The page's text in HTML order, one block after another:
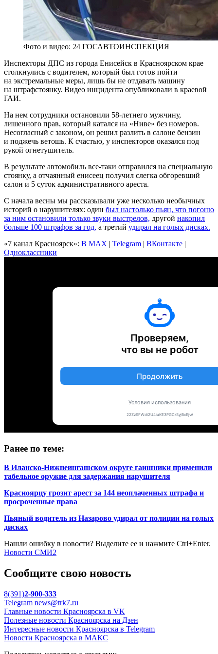
Фото и видео: 24 ГОСАВТОИНСПЕКЦИЯ
Инспекторы ДПС из города Енисейск в Красноярском крае
столкнулись с водителем, который был готов пойти
на экстремальные меры, лишь бы не отдавать машину
на штрафстоянку. Видео инцидента опубликовали в краевой
ГАИ.
На нем сотрудники остановили 58-летнего мужчину,
лишенного прав, который катался на «Ниве» без номеров.
Несогласный с законом, он решил разлить в салоне бензин
и поджечь ветошь. К счастью, у инспекторов оказался под
рукой огнетушитель.
В результате автомобиль все-таки отправился на специальную
стоянку, а отчаянный енисеец получил слегка обгоревший
салон и 5 суток административного ареста.
С начала весны мы рассказывали уже несколько необычных
историй о нарушителях: один был настолько пьян, что погоню
за ним остановили только звуки выстрелов, другой накопил
больше 100 штрафов за год, а третий удирал на голых дисках.
«7 канал Красноярск»: В MAX | Telegram | ВКонтакте |
Одноклассники
Ранее по теме:
В Иланско-Нижнеингашском округе гаишники применили
табельное оружие для задержания нарушителя
Красноярцу грозит арест за 144 неоплаченных штрафа и
просроченные права
Пьяный водитель из Назарово удирал от полиции на голых
дисках
Нашли ошибку в новости? Выделите ее и нажмите Ctrl+Enter.
Новости СМИ2
Сообщите свою новость
8(391)2-900-333
Telegram news@trk7.ru
Главные новости Красноярска в VK
Полезные новости Красноярска на Дзен
Интересные новости Красноярска в Telegram
Новости Красноярска в МАКС